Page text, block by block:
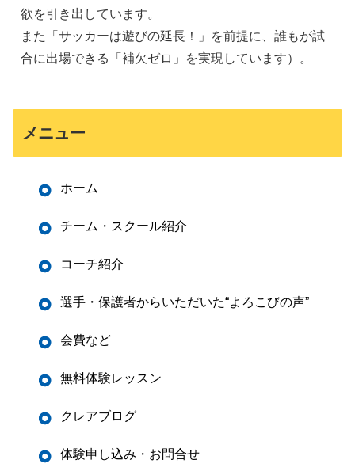
欲を引き出しています。
また「サッカーは遊びの延長！」を前提に、誰もが試
合に出場できる「補欠ゼロ」を実現しています）。
メニュー
ホーム
チーム・スクール紹介
コーチ紹介
選手・保護者からいただいた“よろこびの声”
会費など
無料体験レッスン
クレアブログ
体験申し込み・お問合せ